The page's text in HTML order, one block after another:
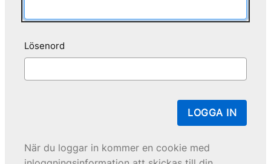
Lösenord
LOGGA IN
När du loggar in kommer en cookie med